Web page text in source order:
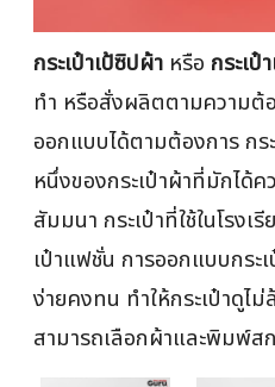
กระเป๋าเป้ซิปผ้า หรือ กระเป๋
ทำ หรือสั่งผลิตตามความต้
ออกแบบได้ตามต้องการ กร
หนึ่งของกระเป๋าผ้าที่มักได้ค
สัมมนา กระเป๋าที่ใช้ในโรงเ
เป๋าแฟชั่น การออกแบบกระ
ง่ายคงทน ทำให้กระเป๋าดูไ
สามารถเลือกผ้าและพิมพ์ส